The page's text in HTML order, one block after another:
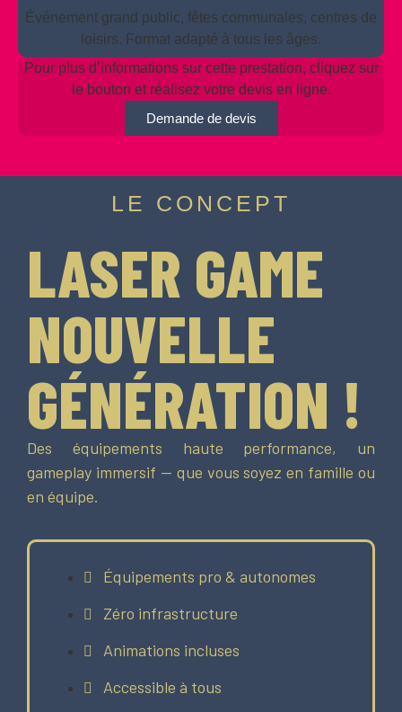
Événement grand public, fêtes communales, centres de
loisirs. Format adapté à tous les âges.
Pour plus d’informations sur cette prestation, cliquez sur
le bouton et réalisez votre devis en ligne.
Demande de devis
LE CONCEPT
LASER GAME
NOUVELLE
GÉNÉRATION !
Des équipements haute performance, un
gameplay immersif — que vous soyez en famille ou
en équipe.
Équipements pro & autonomes
Zéro infrastructure
Animations incluses
Accessible à tous